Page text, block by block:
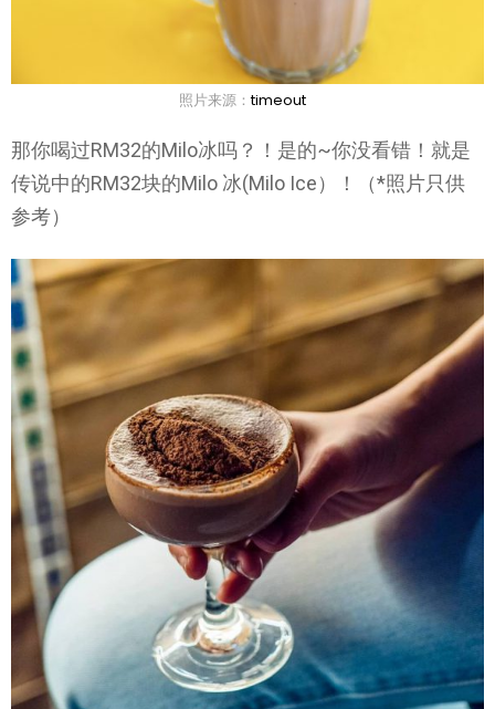
照片来源：timeout
那你喝过RM32的Milo冰吗？！是的~你没看错！就是
传说中的RM32块的Milo 冰(Milo Ice）！（*照片只供
参考）